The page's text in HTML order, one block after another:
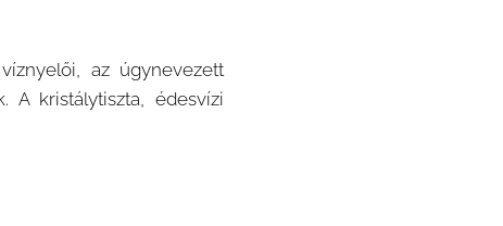
az úgynevezett
A kristálytiszta, édesvízi